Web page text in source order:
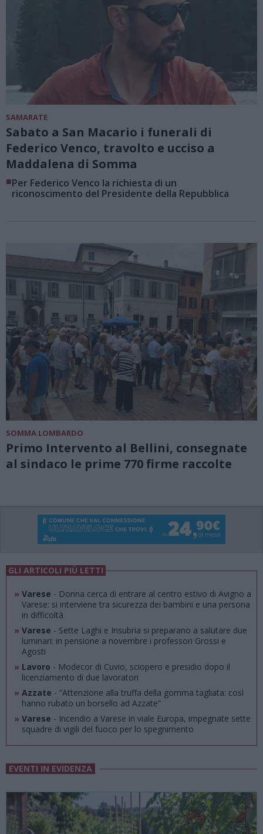
SAMARATE
Sabato a San Macario i funerali di
Federico Venco, travolto e ucciso a
Maddalena di Somma
■Per Federico Venco la richiesta di un
riconoscimento del Presidente della Repubblica
SOMMA LOMBARDO
Primo Intervento al Bellini, consegnate
al sindaco le prime 770 firme raccolte
GLI ARTICOLI PIÙ LETTI
» Varese - Donna cerca di entrare al centro estivo di Avigno a
Varese: si interviene tra sicurezza dei bambini e una persona
in difficoltà
» Varese - Sette Laghi e Insubria si preparano a salutare due
luminari: in pensione a novembre i professori Grossi e
Agosti
» Lavoro - Modecor di Cuvio, sciopero e presidio dopo il
licenziamento di due lavoratori
» Azzate - “Attenzione alla truffa della gomma tagliata: così
hanno rubato un borsello ad Azzate”
» Varese - Incendio a Varese in viale Europa, impegnate sette
squadre di vigili del fuoco per lo spegnimento
EVENTI IN EVIDENZA